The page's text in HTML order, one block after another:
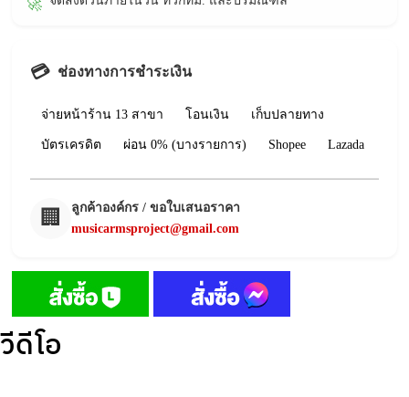
🚀
💳 ช่องทางการชำระเงิน
จ่ายหน้าร้าน 13 สาขา โอนเงิน เก็บปลายทาง
บัตรเครดิต ผ่อน 0% (บางรายการ) Shopee Lazada
🏢
ลูกค้าองค์กร / ขอใบเสนอราคา
musicarmsproject@gmail.com
วีดีโอ